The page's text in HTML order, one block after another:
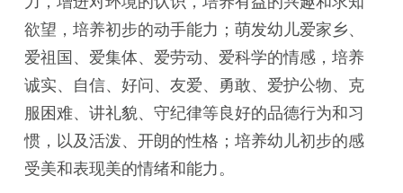
欲望，培养初步的动手能力；萌发幼儿爱家乡、
爱祖国、爱集体、爱劳动、爱科学的情感，培养
诚实、自信、好问、友爱、勇敢、爱护公物、克
服困难、讲礼貌、守纪律等良好的品德行为和习
惯，以及活泼、开朗的性格；培养幼儿初步的感
受美和表现美的情绪和能力。